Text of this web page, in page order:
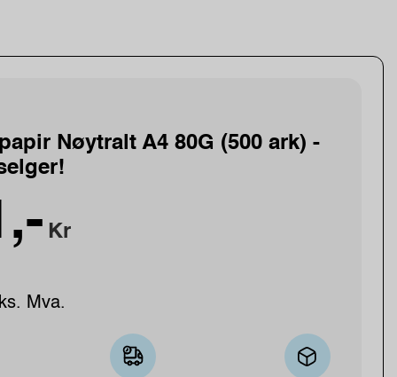
Nøytralt A4 80G (500 ark) -
Kr
Mva.